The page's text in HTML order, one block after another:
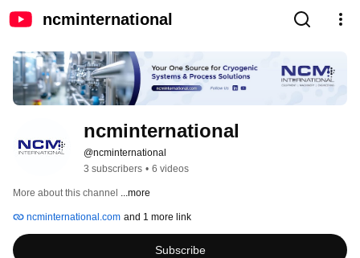
ncminternational
ncminternational
@ncminternational
3 subscribers • 6 videos
More about this channel ...more
ncminternational.com and 1 more link
Subscribe